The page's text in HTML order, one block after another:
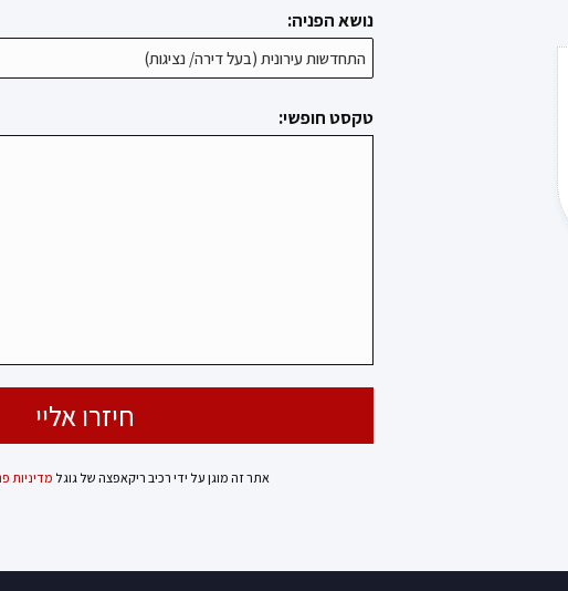
נושא הפניה:
טקסט חופשי:
אתר זה מוגן על ידי רכיב ריקאפצה של גוגל מדיניות